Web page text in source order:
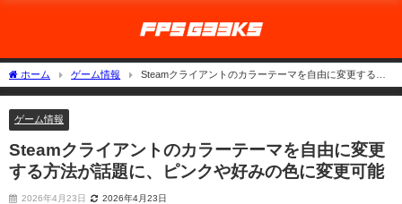
ホーム ゲーム情報
Steamクライアントのカラーテーマを自由に変更する方
法が話題に、ピンクや好みの色に変更可能
ゲーム情報
Steamクライアントのカラーテーマを自由に変更
する方法が話題に、ピンクや好みの色に変更可能
2026年4月23日 2026年4月23日